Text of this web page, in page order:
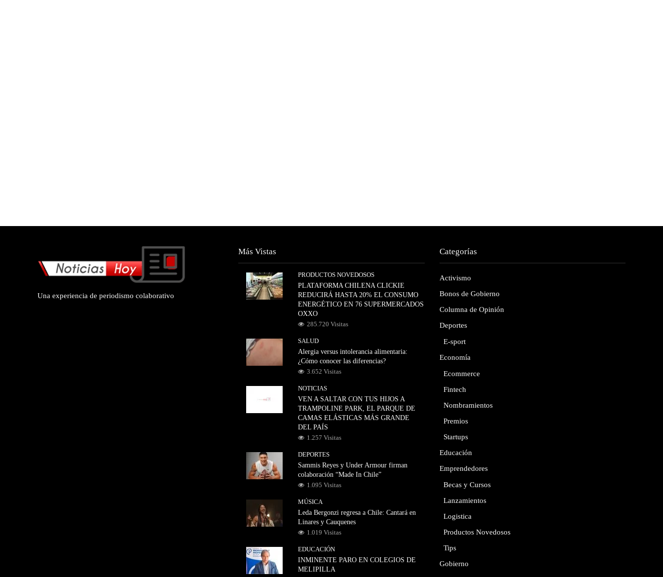
Una experiencia de periodismo colaborativo
Más Vistas
PRODUCTOS NOVEDOSOS
PLATAFORMA CHILENA CLICKIE
REDUCIRÁ HASTA 20% EL CONSUMO
ENERGÉTICO EN 76 SUPERMERCADOS
OXXO
285.720 Visitas
SALUD
Alergia versus intolerancia alimentaria:
¿Cómo conocer las diferencias?
3.652 Visitas
NOTICIAS
VEN A SALTAR CON TUS HIJOS A
TRAMPOLINE PARK, EL PARQUE DE
CAMAS ELÁSTICAS MÁS GRANDE
DEL PAÍS
1.257 Visitas
DEPORTES
Sammis Reyes y Under Armour firman
colaboración “Made In Chile”
1.095 Visitas
MÚSICA
Leda Bergonzi regresa a Chile: Cantará en
Linares y Cauquenes
1.019 Visitas
EDUCACIÓN
INMINENTE PARO EN COLEGIOS DE
MELIPILLA
Categorías
Activismo
Bonos de Gobierno
Columna de Opinión
Deportes
E-sport
Economía
Ecommerce
Fintech
Nombramientos
Premios
Startups
Educación
Emprendedores
Becas y Cursos
Lanzamientos
Logistica
Productos Novedosos
Tips
Gobierno